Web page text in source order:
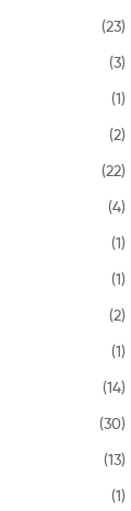
(23)
(3)
(1)
(2)
(22)
(4)
(1)
(1)
(2)
(1)
(14)
(30)
(13)
(1)